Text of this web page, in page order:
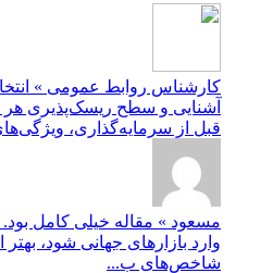
کارشناس روابط عمومی »
آشنایی و سطح ریسک‌پذیری هر
قبل از سرمایه‌گذاری،
مسعود » مقاله خیلی کامل
وارد بازارهای جهانی شود،
شاخص‌های ب...